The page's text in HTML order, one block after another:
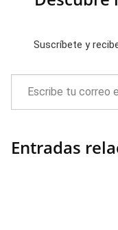
Suscríbete y
Escribe tu correo electrónico…
Entradas